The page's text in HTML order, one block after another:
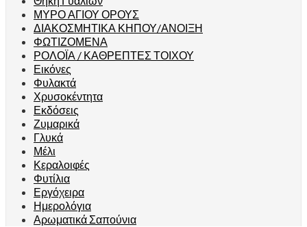
ΜΥΡΟ ΑΓΙΟΥ ΟΡΟΥΣ
ΔΙΑΚΟΣΜΗΤΙΚΑ ΚΗΠΟΥ/ΑΝΟΙΞΗ
ΦΩΤΙΖΟΜΕΝΑ
ΡΟΛΟΪΑ / ΚΑΘΡΕΠΤΕΣ ΤΟΙΧΟΥ
Εικόνες
Φυλακτά
Χρυσοκέντητα
Εκδόσεις
Ζυμαρικά
Γλυκά
Μέλι
Κεραλοιφές
Φυτίλια
Εργόχειρα
Ημερολόγια
Αρωματικά Σαπούνια